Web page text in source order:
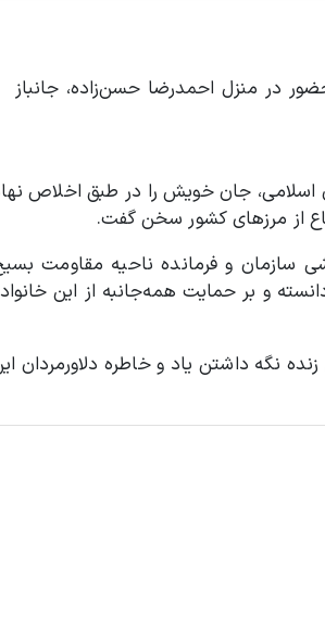
در منزل احمدرضا حسن‌زاده، جانباز
اسلامی، جان خویش را در طبق اخلاص
از مرزهای کشور سخن گفت.
سازمان و فرمانده ناحیه مقاومت
و بر حمایت همه‌جانبه از این
نگه داشتن یاد و خاطره دلاورمردان